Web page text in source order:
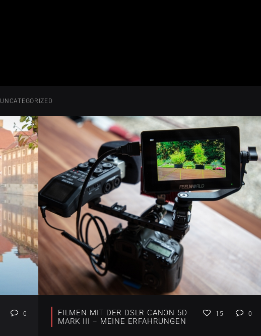
UNCATEGORIZED
0
FILMEN MIT DER DSLR CANON 5D
MARK III – MEINE ERFAHRUNGEN
15 0